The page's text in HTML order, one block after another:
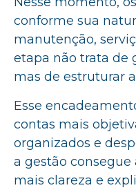
conforme sua
manutenção,
etapa não trata de
mas de estruturar
Esse
contas mais
organizados e
a gestão consegue
mais clareza e